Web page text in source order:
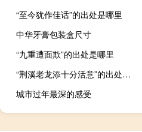
“至今犹作佳话”的出处是哪里
中华牙膏包装盒尺寸
“九重遭面欺”的出处是哪里
“荆溪老龙添十分活意”的出处是哪里
城市过年最深的感受